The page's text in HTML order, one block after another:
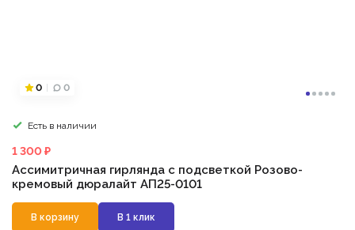
0 0
Есть в наличии
1 300 ₽
Ассимитричная гирлянда с подсветкой Розово-
кремовый дюралайт АП25-0101
В корзину В 1 клик